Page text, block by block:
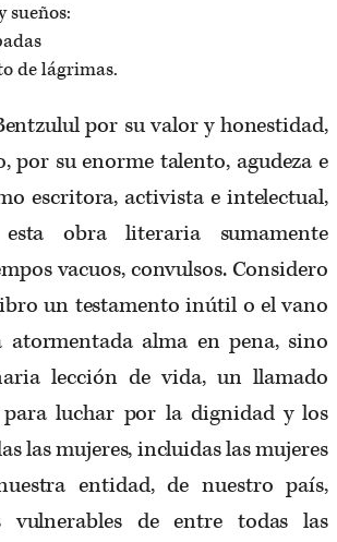
sueños:
de lágrimas.
por su valor y honestidad,
por su enorme talento, agudeza e
escritora, activista e intelectual,
obra literaria sumamente
vacuos, convulsos. Considero
un testamento inútil o el vano
atormentada alma en pena, sino
lección de vida, un llamado
luchar por la dignidad y los
las mujeres, incluidas las mujeres
entidad, de nuestro país,
vulnerables de entre todas las